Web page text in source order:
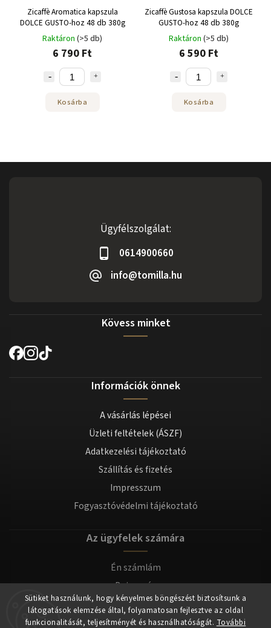
Sütiket használunk, hogy kényelmes böngészést biztosítsunk a
látogatások elemzése által, folyamatosan fejlesztve az oldal
funkcionalitását, teljesítményét és használhatóságát. További
Zicaffè Aromatica kapszula
DOLCE GUSTO-hoz 48 db 380g
Raktáron (>5 db)
6 790 Ft
Kosárba
Zicaffè Gustosa kapszula DOLCE
GUSTO-hoz 48 db 380g
Raktáron (>5 db)
6 590 Ft
Kosárba
Ügyfélszolgálat:
0614900660
info@tomilla.hu
Kövess minket
Információk önnek
A vásárlás lépései
Üzleti feltételek (ÁSZF)
Adatkezelési tájékoztató
Szállítás és fizetés
Impresszum
Fogyasztóvédelmi tájékoztató
Az ügyfelek számára
Én számlám
Bejegyzés
Bejelentkezés